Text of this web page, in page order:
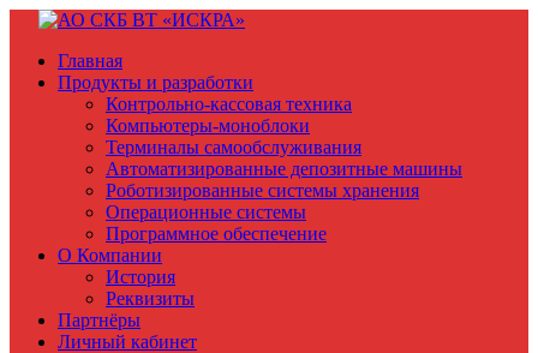
Главная
Продукты и разработки
Контрольно-кассовая техника
Компьютеры-моноблоки
Терминалы самообслуживания
Автоматизированные депозитные машины
Роботизированные системы хранения
Операционные системы
Программное обеспечение
О Компании
История
Реквизиты
Партнёры
Личный кабинет